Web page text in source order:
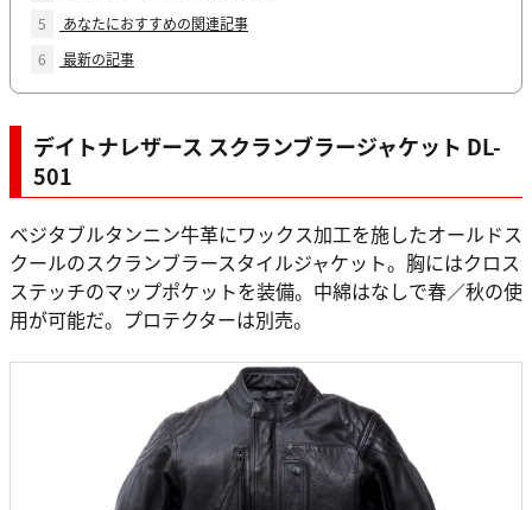
5
あなたにおすすめの関連記事
6
最新の記事
デイトナレザース スクランブラージャケット DL-
501
ベジタブルタンニン牛革にワックス加工を施したオールドス
クールのスクランブラースタイルジャケット。胸にはクロス
ステッチのマップポケットを装備。中綿はなしで春／秋の使
用が可能だ。プロテクターは別売。